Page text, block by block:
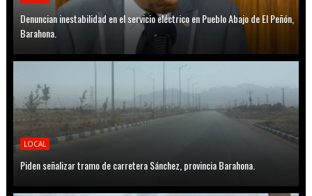
Denuncian inestabilidad en el servicio eléctrico en Pueblo Abajo de El Peñón,
Barahona.
LOCAL
Piden señalizar tramo de carretera Sánchez, provincia Barahona.